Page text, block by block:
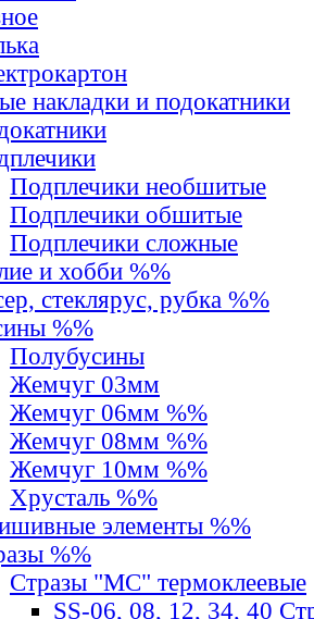
накладки и подокатники
Подплечики необшитые
Подплечики обшитые
Подплечики сложные
и хобби %%
стеклярус, рубка %%
%%
Полубусины
Жемчуг 03мм
Жемчуг 06мм %%
Жемчуг 08мм %%
Жемчуг 10мм %%
Хрусталь %%
элементы %%
%%
Стразы "MС" термоклеевые
SS-06, 08, 12, 34, 40